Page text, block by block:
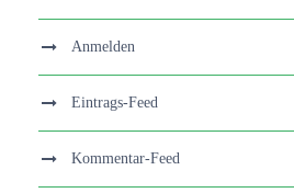
Anmelden
Eintrags-Feed
Kommentar-Feed